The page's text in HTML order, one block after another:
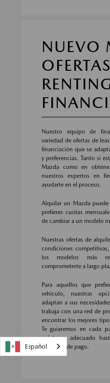
NUEVO
Nuestro equipo de
variedad de ofertas de
financiación que se
y preferencias. Tanto si
Mazda como en
nuestros expertos en
ayudarte en el proceso.
Alquilar un Mazda
prefieres cuotas
de cambiar a un modelo
Nuestras ofertas de
condiciones
los modelos más
comprometerte a largo
Para aquellos que
vehículo, nuestras
adaptan a sus
trabaja con una red de
encontrar los mejores
Te guiaremos en cada
préstamo adecuado
opciones de pago.
Español